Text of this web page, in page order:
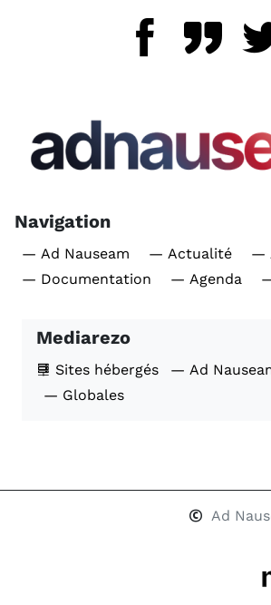
Navigation
— Ad Nauseam — Actualité
—
— Documentation
— Agenda
Mediarezo
Sites hébergés
— Ad
— Globales
Ad